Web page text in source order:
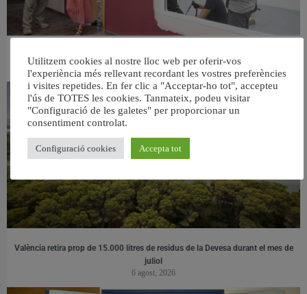
València ultima el nou centre per a persones majors del barri de Sant Antoni
6 agost, 2026
València retira prop de 15.000 litres de residus de la Devesa durant el mes de
juliol
6 agost, 2026
Utilitzem cookies al nostre lloc web per oferir-vos
l'experiència més rellevant recordant les vostres preferències
i visites repetides. En fer clic a "Acceptar-ho tot", accepteu
l'ús de TOTES les cookies. Tanmateix, podeu visitar
"Configuració de les galetes" per proporcionar un
consentiment controlat.
Configuració cookies Accepta tot